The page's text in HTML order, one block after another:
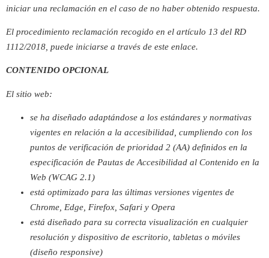
iniciar una reclamación en el caso de no haber obtenido respuesta.
El procedimiento reclamación recogido en el artículo 13 del RD
1112/2018, puede iniciarse a través de este enlace.
CONTENIDO OPCIONAL
El sitio web:
se ha diseñado adaptándose a los estándares y normativas
vigentes en relación a la accesibilidad, cumpliendo con los
puntos de verificación de prioridad 2 (AA) definidos en la
especificación de Pautas de Accesibilidad al Contenido en la
Web (WCAG 2.1)
está optimizado para las últimas versiones vigentes de
Chrome, Edge, Firefox, Safari y Opera
está diseñado para su correcta visualización en cualquier
resolución y dispositivo de escritorio, tabletas o móviles
(diseño responsive)